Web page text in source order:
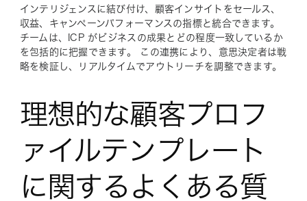
インテリジェンスに結び付け、顧客インサイトをセールス、
収益、キャンペーンパフォーマンスの指標と統合できます。
チームは、ICP がビジネスの成果とどの程度一致しているか
を包括的に把握できます。 この連携により、意思決定者は戦
略を検証し、リアルタイムでアウトリーチを調整できます。
理想的な顧客プロフ
ァイルテンプレート
に関するよくある質